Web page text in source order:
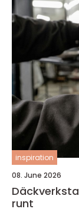
inspiration
08. June 2026
runt